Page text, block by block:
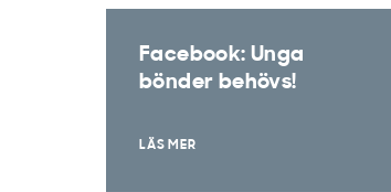
Facebook: Unga
bönder behövs!
LÄS MER